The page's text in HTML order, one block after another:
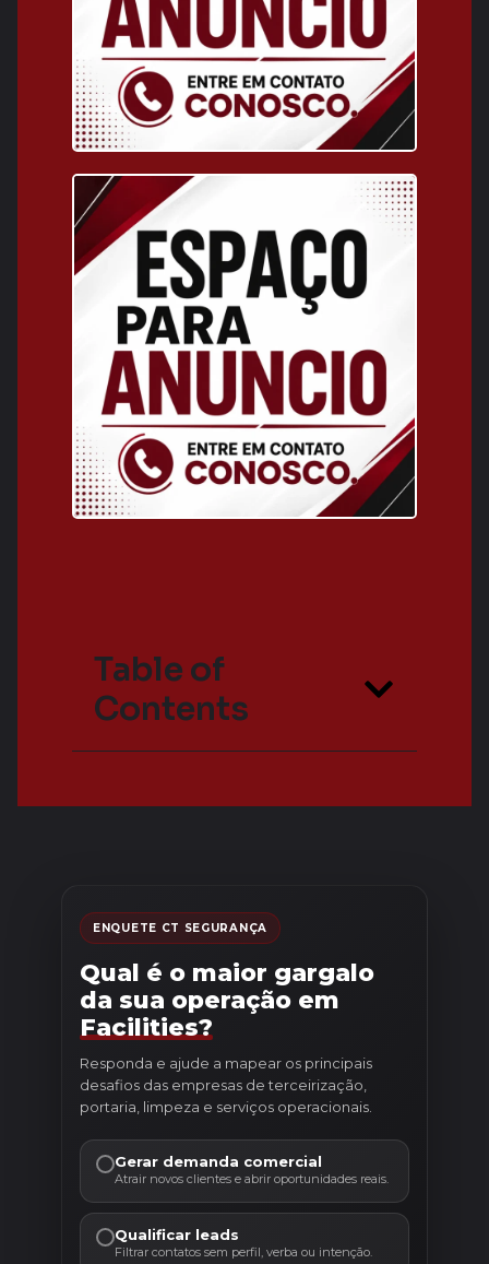
Table of
Contents
ENQUETE CT SEGURANÇA
Qual é o maior gargalo
da sua operação em
Facilities?
Responda e ajude a mapear os principais
desafios das empresas de terceirização,
portaria, limpeza e serviços operacionais.
Gerar demanda comercial
Atrair novos clientes e abrir oportunidades reais.
Qualificar leads
Filtrar contatos sem perfil, verba ou intenção.